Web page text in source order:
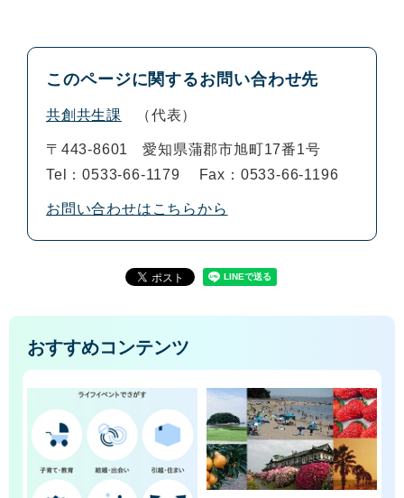
このページに関するお問い合わせ先
共創共生課 代表
〒443-8601
愛知県蒲郡市旭町17番1号
Tel：0533-66-1179
Fax：0533-66-1196
お問い合わせはこちらから
おすすめコンテンツ